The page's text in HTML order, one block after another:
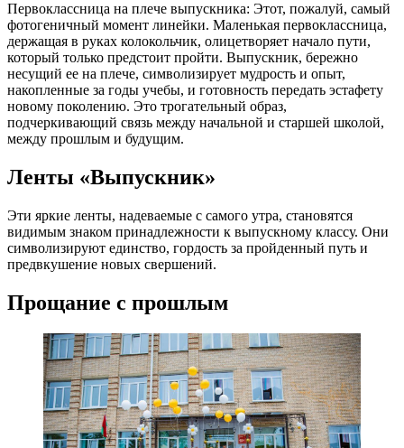
Первоклассница на плече выпускника: Этот, пожалуй, самый
фотогеничный момент линейки. Маленькая первоклассница,
держащая в руках колокольчик, олицетворяет начало пути,
который только предстоит пройти. Выпускник, бережно
несущий ее на плече, символизирует мудрость и опыт,
накопленные за годы учебы, и готовность передать эстафету
новому поколению. Это трогательный образ,
подчеркивающий связь между начальной и старшей школой,
между прошлым и будущим.
Ленты «Выпускник»
Эти яркие ленты, надеваемые с самого утра, становятся
видимым знаком принадлежности к выпускному классу. Они
символизируют единство, гордость за пройденный путь и
предвкушение новых свершений.
Прощание с прошлым